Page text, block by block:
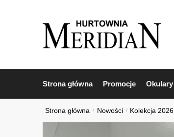
Strona główna Promocje Okulary
Strona główna / Nowości / Kolekcja 2026